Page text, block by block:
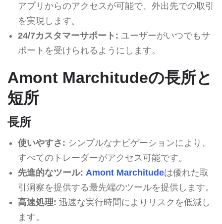
アプリからのアクセスが可能で、外出先での取引
を実現します。
24/7カスタマーサポート: ユーザーがいつでもサ
ポートを受けられるようにします。
Amont Marchitudeの長所と
短所
長所
使いやすさ: シンプルなナビゲーションにより、
すべてのトレーダーがアクセス可能です。
先進的なツール: Amont Marchitudeは優れた取
引洞察を提供する最先端のツールを提供します。
高速処理: 迅速な実行時間によりリスクを低減し
ます。